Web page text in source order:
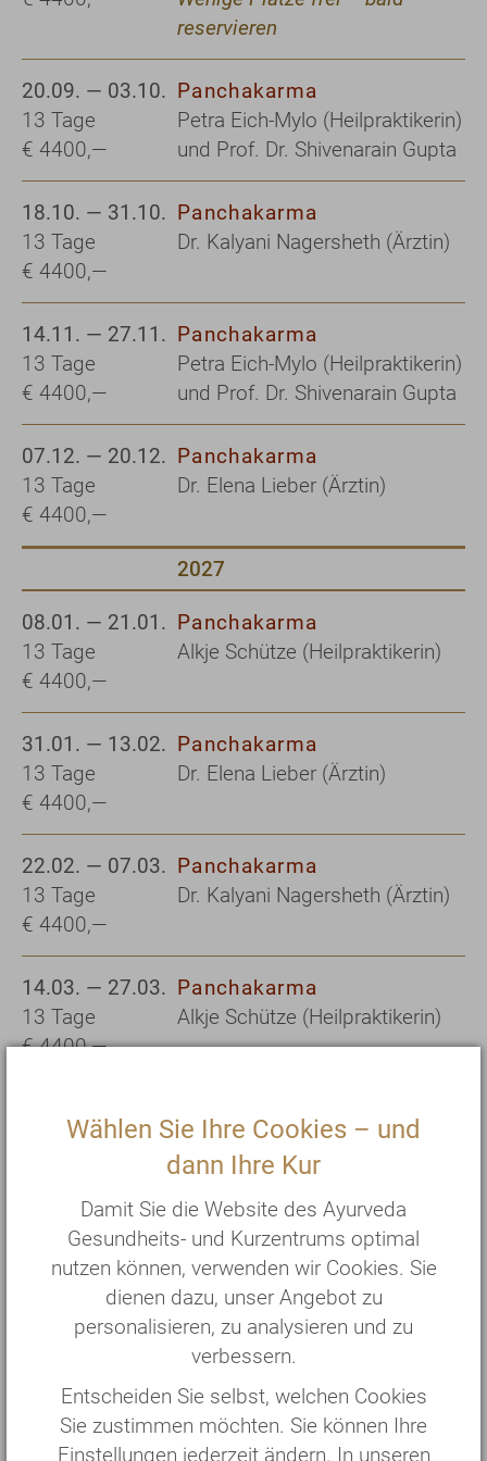
Wählen Sie Ihre Cookies – und
dann Ihre Kur
Damit Sie die Website des Ayurveda
Gesundheits- und Kurzentrums optimal
nutzen können, verwenden wir Cookies. Sie
dienen dazu, unser Angebot zu
personalisieren, zu analysieren und zu
verbessern.
Entscheiden Sie selbst, welchen Cookies
Sie zustimmen möchten. Sie können Ihre
Einstellungen jederzeit ändern. In unseren
reservieren
20.09. — 03.10.
13 Tage
€ 4400,—
Panchakarma
Petra Eich-Mylo (Heilpraktikerin)
und Prof. Dr. Shivenarain Gupta
18.10. — 31.10.
13 Tage
€ 4400,—
Panchakarma
Dr. Kalyani Nagersheth (Ärztin)
14.11. — 27.11.
13 Tage
€ 4400,—
Panchakarma
Petra Eich-Mylo (Heilpraktikerin)
und Prof. Dr. Shivenarain Gupta
07.12. — 20.12.
13 Tage
€ 4400,—
Panchakarma
Dr. Elena Lieber (Ärztin)
2027
08.01. — 21.01.
13 Tage
€ 4400,—
Panchakarma
Alkje Schütze (Heilpraktikerin)
31.01. — 13.02.
13 Tage
€ 4400,—
Panchakarma
Dr. Elena Lieber (Ärztin)
22.02. — 07.03.
13 Tage
€ 4400,—
Panchakarma
Dr. Kalyani Nagersheth (Ärztin)
14.03. — 27.03.
13 Tage
€ 4400,—
Panchakarma
Alkje Schütze (Heilpraktikerin)
13 Tage
Silva Zitzmann (Ärztin)
25.04. — 08.05.
13 Tage
€ 4400,—
Panchakarma
Petra Eich-Mylo (Heilpraktikerin)
und Prof. Dr. Shivenarain Gupta
19 Tage
€ 6230,—
Panchakarma
Nur auf Anfrage